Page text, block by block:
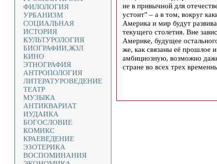
ФИЛОЛОГИЯ
УРБАНИЗМ
СОЦИАЛЬНАЯ
ИСТОРИЯ
КУЛЬТУРОЛОГИЯ
БИОГРАФИИ,ЖЗЛ
КИНО
ЭТНОГРАФИЯ
АНТРОПОЛОГИЯ
ЛИТЕРАТУРОВЕДЕНИЕ
ТЕАТР
МУЗЫКА
АНТИКВАРИАТ
ИУДАИКА
БОГОСЛОВИЕ
КОМИКС
КРАЕВЕДЕНИЕ
ЭЗОТЕРИКА
ВОСПОМИНАНИЯ
не в привычной для
устоит" – а в том, вокруг
Америка и мир будут
текущего столетия. Вне
Америке, будущее
же, как связаны её прошлое
амбициозную, возможно
стране во всех трех